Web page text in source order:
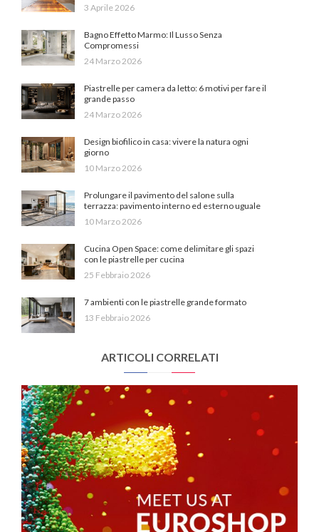
3 Aprile 2026
Bagno Effetto Marmo: Il Lusso Senza
Compromessi
24 Marzo 2026
Piastrelle per camera da letto: 6 motivi per fare il
grande passo
24 Marzo 2026
Design biofilico in casa: vivere la natura ogni
giorno
10 Marzo 2026
Prolungare il pavimento del salone sulla
terrazza: pavimento interno ed esterno uguale
10 Marzo 2026
Cucina Open Space: come delimitare gli spazi
con le piastrelle per cucina
25 Febbraio 2026
7 ambienti con le piastrelle grande formato
13 Febbraio 2026
ARTICOLI CORRELATI